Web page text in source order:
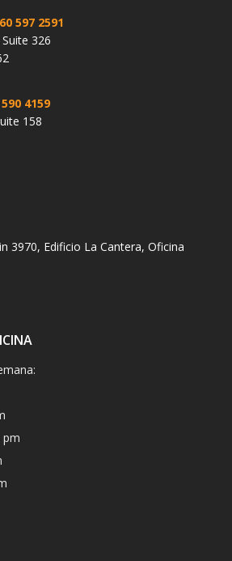
597 2591
326
4159
158
3970, Edificio La Cantera, Oficina
pm